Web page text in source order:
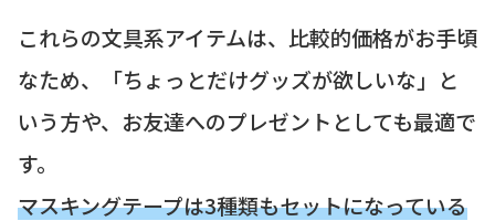
これらの文具系アイテムは、比較的価格がお手頃
なため、「ちょっとだけグッズが欲しいな」と
いう方や、お友達へのプレゼントとしても最適で
す。
マスキングテープは3種類もセットになっている